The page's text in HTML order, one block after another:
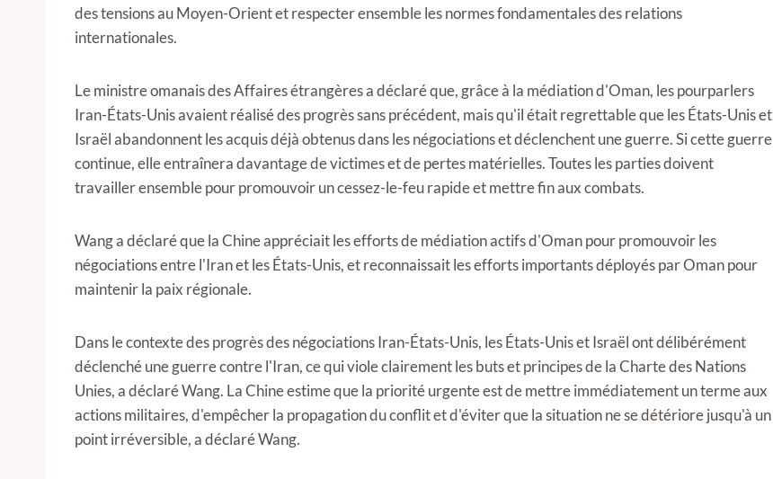
des tensions au Moyen-Orient et respecter ensemble les normes fondamentales des relations
internationales.
Le ministre omanais des Affaires étrangères a déclaré que, grâce à la médiation d'Oman, les pourparlers
Iran-États-Unis avaient réalisé des progrès sans précédent, mais qu'il était regrettable que les États-Unis et
Israël abandonnent les acquis déjà obtenus dans les négociations et déclenchent une guerre. Si cette guerre
continue, elle entraînera davantage de victimes et de pertes matérielles. Toutes les parties doivent
travailler ensemble pour promouvoir un cessez-le-feu rapide et mettre fin aux combats.
Wang a déclaré que la Chine appréciait les efforts de médiation actifs d'Oman pour promouvoir les
négociations entre l'Iran et les États-Unis, et reconnaissait les efforts importants déployés par Oman pour
maintenir la paix régionale.
Dans le contexte des progrès des négociations Iran-États-Unis, les États-Unis et Israël ont délibérément
déclenché une guerre contre l'Iran, ce qui viole clairement les buts et principes de la Charte des Nations
Unies, a déclaré Wang. La Chine estime que la priorité urgente est de mettre immédiatement un terme aux
actions militaires, d'empêcher la propagation du conflit et d'éviter que la situation ne se détériore jusqu'à un
point irréversible, a déclaré Wang.